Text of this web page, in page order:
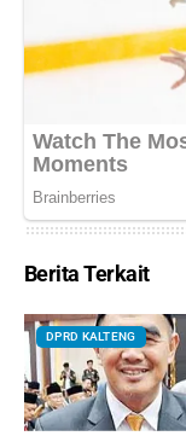
Berita Terkait
DPRD KALTENG